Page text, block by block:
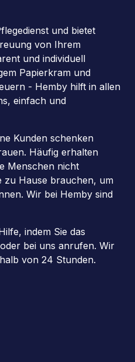
und bietet
von Ihrem
und individuell
Papierkram und
- Hemby hilft in allen
einfach und
Kunden schenken
Häufig erhalten
Menschen nicht
zu Hause brauchen, um
Wir bei Hemby sind
indem Sie das
bei uns anrufen. Wir
von 24 Stunden.